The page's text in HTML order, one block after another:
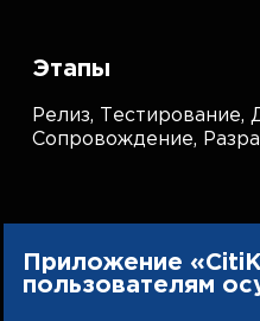
Этапы
Релиз, Тестирование,
Сопровождение,
Приложение
пользователям